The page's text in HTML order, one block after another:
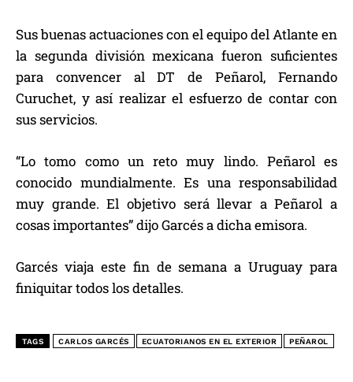
Sus buenas actuaciones con el equipo del Atlante en
la segunda división mexicana fueron suficientes
para convencer al DT de Peñarol, Fernando
Curuchet, y así realizar el esfuerzo de contar con
sus servicios.
“Lo tomo como un reto muy lindo. Peñarol es
conocido mundialmente. Es una responsabilidad
muy grande. El objetivo será llevar a Peñarol a
cosas importantes” dijo Garcés a dicha emisora.
Garcés viaja este fin de semana a Uruguay para
finiquitar todos los detalles.
TAGS CARLOS GARCÉS ECUATORIANOS EN EL EXTERIOR PEÑAROL